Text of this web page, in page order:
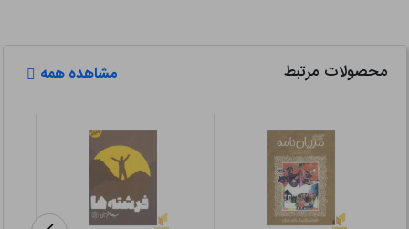
محصولات مرتبط مشاهده همه